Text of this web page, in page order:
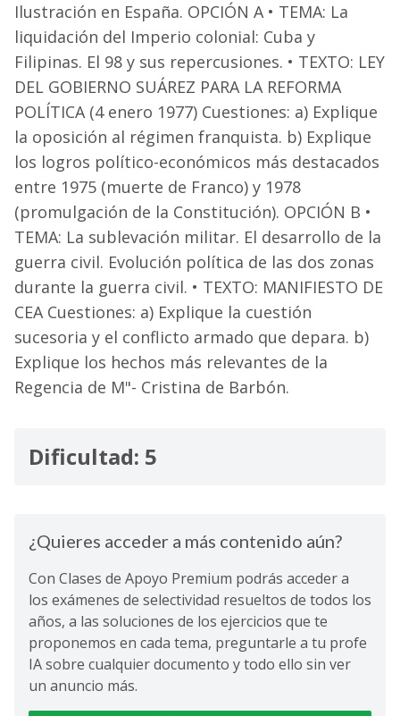
Ilustración en España. OPCIÓN A • TEMA: La
liquidación del Imperio colonial: Cuba y
Filipinas. El 98 y sus repercusiones. • TEXTO: LEY
DEL GOBIERNO SUÁREZ PARA LA REFORMA
POLÍTICA (4 enero 1977) Cuestiones: a) Explique
la oposición al régimen franquista. b) Explique
los logros político-económicos más destacados
entre 1975 (muerte de Franco) y 1978
(promulgación de la Constitución). OPCIÓN B •
TEMA: La sublevación militar. El desarrollo de la
guerra civil. Evolución política de las dos zonas
durante la guerra civil. • TEXTO: MANIFIESTO DE
CEA Cuestiones: a) Explique la cuestión
sucesoria y el conflicto armado que depara. b)
Explique los hechos más relevantes de la
Regencia de M"- Cristina de Barbón.
Dificultad: 5
¿Quieres acceder a más contenido aún?
Con Clases de Apoyo Premium podrás acceder a
los exámenes de selectividad resueltos de todos los
años, a las soluciones de los ejercicios que te
proponemos en cada tema, preguntarle a tu profe
IA sobre cualquier documento y todo ello sin ver
un anuncio más.